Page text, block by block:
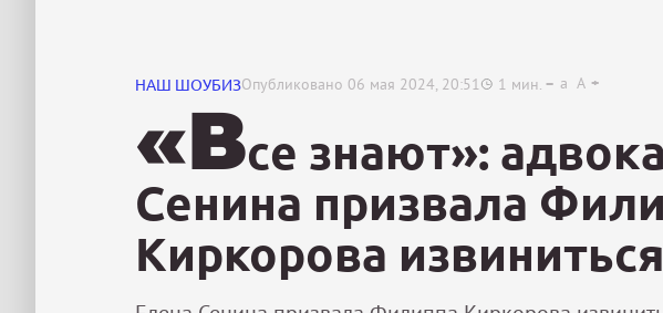
НАШ ШОУБИЗОпубликовано 06 мая 2024, 20:51 1 мин. a A
«Все знают»:
Сенина призвала
Киркорова извиниться